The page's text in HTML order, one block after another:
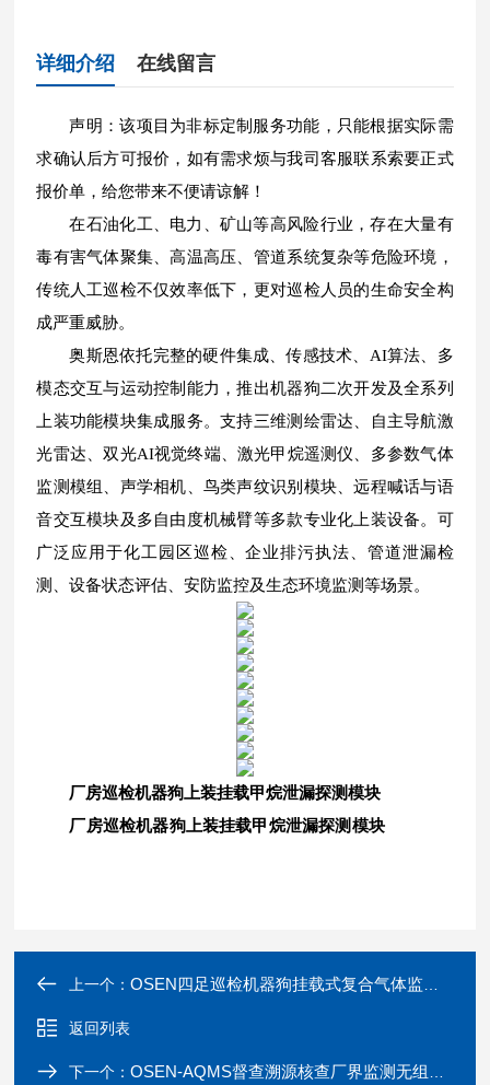
详细介绍 在线留言
声明：该项目为非标定制服务功能，只能根据实际需
求确认后方可报价，如有需求烦与我司客服联系索要正式
报价单，给您带来不便请谅解！
在石油化工、电力、矿山等高风险行业，存在大量有
毒有害气体聚集、高温高压、管道系统复杂等危险环境，
传统人工巡检不仅效率低下，更对巡检人员的生命安全构
成严重威胁。
奥斯恩依托完整的硬件集成、传感技术、AI算法、多
模态交互与运动控制能力，推出机器狗二次开发及全系列
上装功能模块集成服务。支持三维测绘雷达、自主导航激
光雷达、双光AI视觉终端、激光甲烷遥测仪、多参数气体
监测模组、声学相机、鸟类声纹识别模块、远程喊话与语
音交互模块及多自由度机械臂等多款专业化上装设备。可
广泛应用于化工园区巡检、企业排污执法、管道泄漏检
测、设备状态评估、安防监控及生态环境监测等场景。
厂房巡检机器狗上装挂载甲烷泄漏探测模块
厂房巡检机器狗上装挂载甲烷泄漏探测模块
上一个：OSEN四足巡检机器狗挂载式复合气体监测模块
返回列表
下一个：OSEN-AQMS督查溯源核查厂界监测无组织排放空气监测站